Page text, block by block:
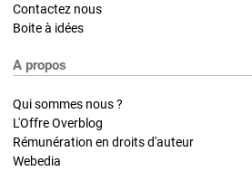
Contactez nous
Boite à idées
A propos
Qui sommes nous ?
L'Offre Overblog
Rémunération en droits d'auteur
Webedia